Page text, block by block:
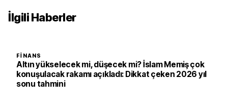
İlgili Haberler
FINANS
Altın yükselecek mi, düşecek mi? İslam Memiş çok
konuşulacak rakamı açıkladı: Dikkat çeken 2026 yıl
sonu tahmini